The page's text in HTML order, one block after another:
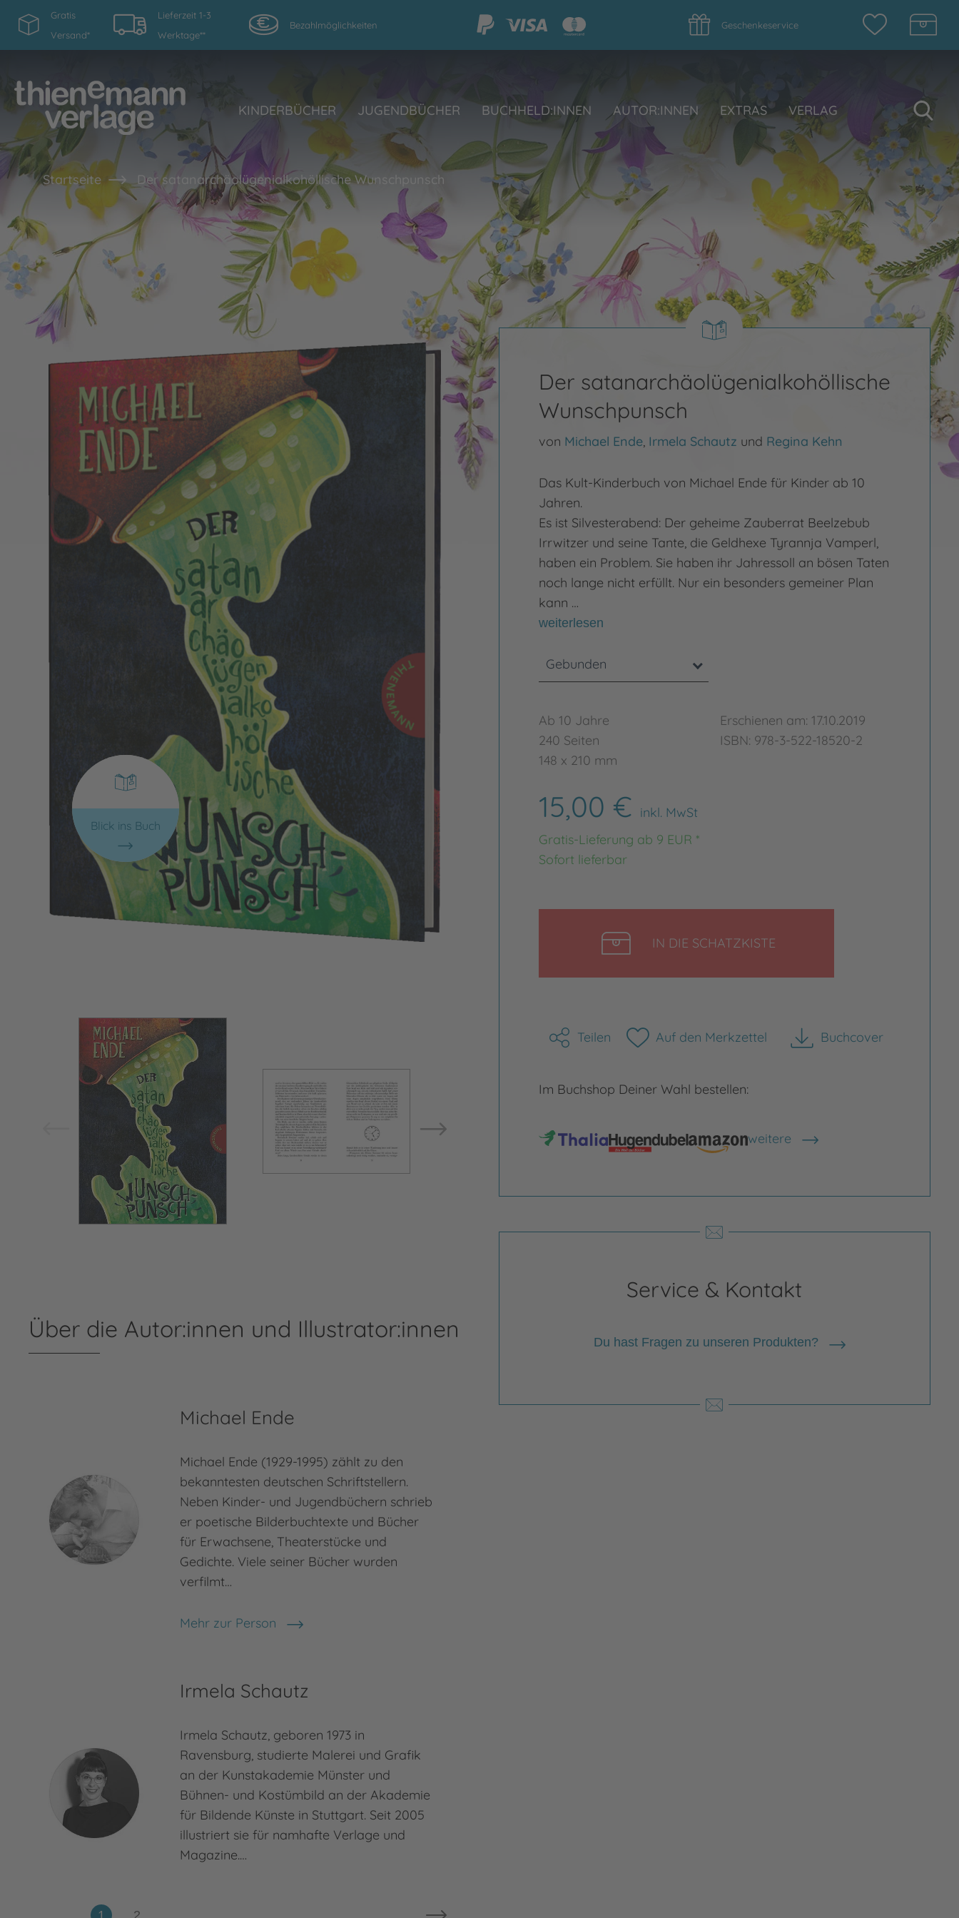
Gratis
Versand*
Lieferzeit 1-3
Werktage**
Bezahlmöglichkeiten Geschenkeservice
KINDERBÜCHER JUGENDBÜCHER BUCHHELD:INNEN AUTOR:INNEN EXTRAS VERLAG
Startseite Der satanarchäolügenialkohöllische Wunschpunsch
Blick ins Buch
Der satanarchäolügenialkohöllische
Wunschpunsch
von Michael Ende, Irmela Schautz und Regina Kehn
Das Kult-Kinderbuch von Michael Ende für Kinder ab 10
Jahren.
Es ist Silvesterabend: Der geheime Zauberrat Beelzebub
Irrwitzer und seine Tante, die Geldhexe Tyrannja Vamperl,
haben ein Problem. Sie haben ihr Jahressoll an bösen Taten
noch lange nicht erfüllt. Nur ein besonders gemeiner Plan
kann …
weiterlesen
Gebunden
Ab 10 Jahre
240 Seiten
148 x 210 mm
Erschienen am: 17.10.2019
ISBN: 978-3-522-18520-2
15,00 € inkl. MwSt
Gratis-Lieferung ab 9 EUR *
Sofort lieferbar
IN DIE SCHATZKISTE
Teilen Auf den Merkzettel Buchcover
herunterladen
Im Buchshop Deiner Wahl bestellen:
weitere
Shops anzeigen
Service & Kontakt
Du hast Fragen zu unseren Produkten?
Über die Autor:innen und Illustrator:innen
Michael Ende
Michael Ende (1929-1995) zählt zu den
bekanntesten deutschen Schriftstellern.
Neben Kinder- und Jugendbüchern schrieb
er poetische Bilderbuchtexte und Bücher
für Erwachsene, Theaterstücke und
Gedichte. Viele seiner Bücher wurden
verfilmt…
Mehr zur Person
Michael Ende
Irmela Schautz
Irmela Schautz, geboren 1973 in
Ravensburg, studierte Malerei und Grafik
an der Kunstakademie Münster und
Bühnen- und Kostümbild an der Akademie
für Bildende Künste in Stuttgart. Seit 2005
illustriert sie für namhafte Verlage und
Magazine.…
Regina Kehn